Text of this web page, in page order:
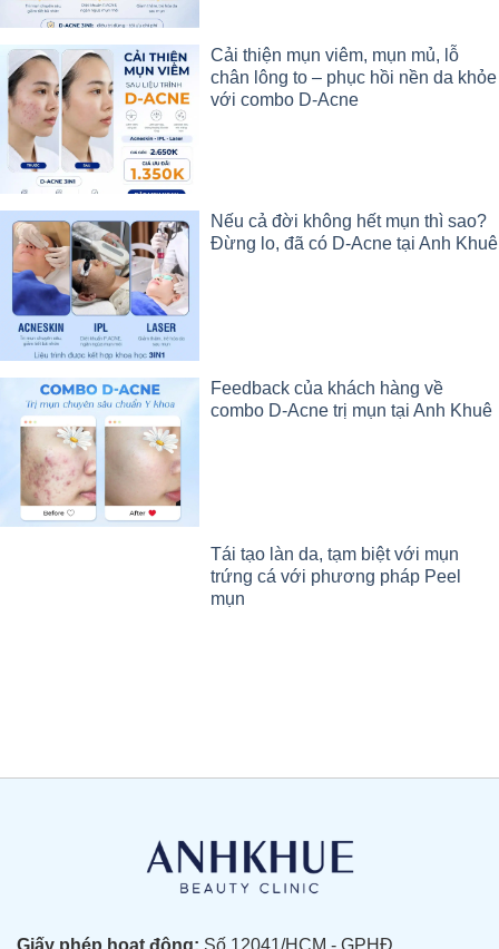
Cải thiện mụn viêm, mụn mủ, lỗ
chân lông to – phục hồi nền da khỏe
với combo D-Acne
Nếu cả đời không hết mụn thì sao?
Đừng lo, đã có D-Acne tại Anh Khuê
Feedback của khách hàng về
combo D-Acne trị mụn tại Anh Khuê
Tái tạo làn da, tạm biệt với mụn
trứng cá với phương pháp Peel
mụn
Giấy phép hoạt động: Số 12041/HCM - GPHĐ